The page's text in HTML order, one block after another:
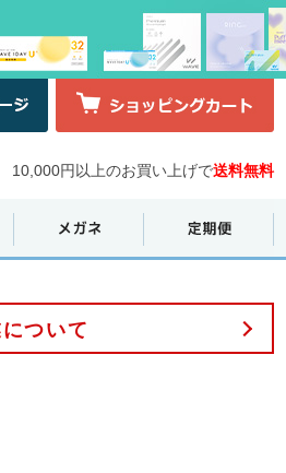
10,000円以上のお買い上げで送料無料
ついて